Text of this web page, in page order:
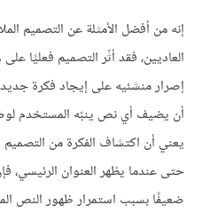
إنه من أفضل الأمثلة عن التصميم
العاديين، فقد أثّر التصميم فعليًا
إصرار منشئيه على إيجاد فكرة
أن يضيف أي نص ينبّه المستخدم
يعني أن اكتشاف الفكرة من
حتى عندما يظهر العنوان الرئيسي،
ضعيفًا بسبب استمرار ظهور النص